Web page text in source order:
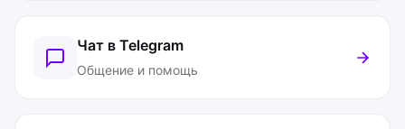
Чат в Telegram
Общение и помощь